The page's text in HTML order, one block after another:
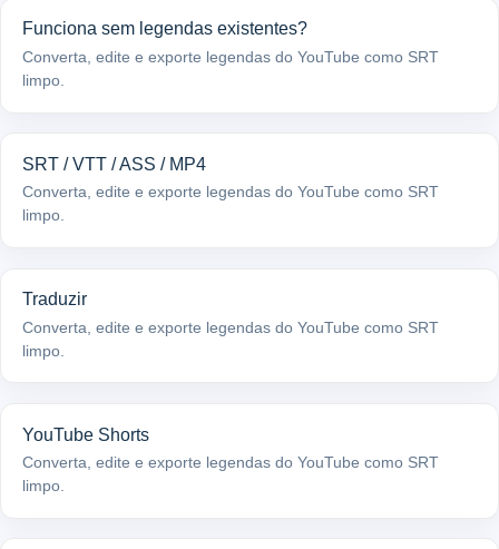
Funciona sem legendas existentes?
Converta, edite e exporte legendas do YouTube como SRT
limpo.
SRT / VTT / ASS / MP4
Converta, edite e exporte legendas do YouTube como SRT
limpo.
Traduzir
Converta, edite e exporte legendas do YouTube como SRT
limpo.
YouTube Shorts
Converta, edite e exporte legendas do YouTube como SRT
limpo.